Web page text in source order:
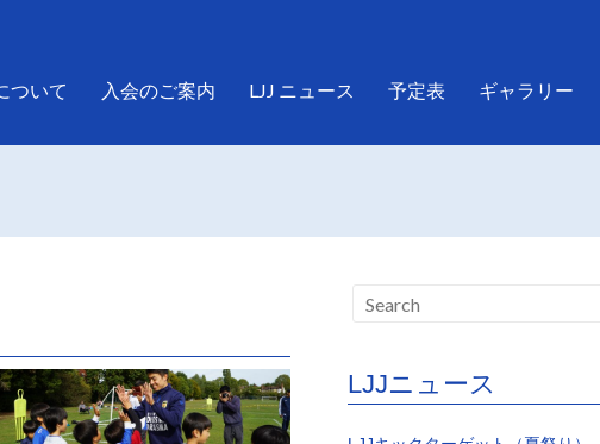
ついて 入会のご案内 LJJ ニュース 予定表 ギャラリー
LJJニュース